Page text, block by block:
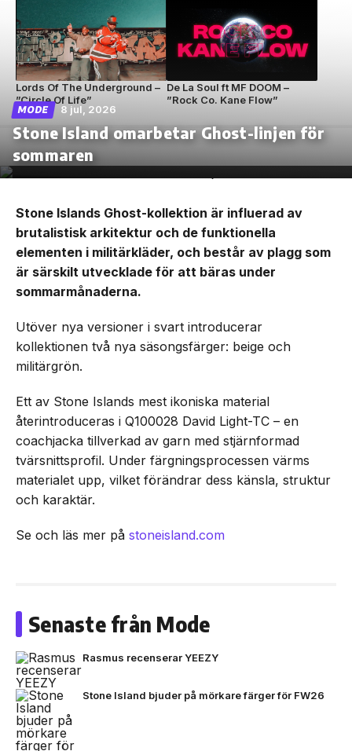
Lords Of The Underground –
”Circle Of Life”
De La Soul ft MF DOOM –
”Rock Co. Kane Flow”
MODE 8 jul, 2026
Stone Island omarbetar Ghost-linjen för
sommaren
Stone Islands Ghost-kollektion är influerad av
brutalistisk arkitektur och de funktionella
elementen i militärkläder, och består av plagg som
är särskilt utvecklade för att bäras under
sommarmånaderna.
Utöver nya versioner i svart introducerar
kollektionen två nya säsongsfärger: beige och
militärgrön.
Ett av Stone Islands mest ikoniska material
återintroduceras i Q100028 David Light-TC – en
coachjacka tillverkad av garn med stjärnformad
tvärsnittsprofil. Under färgningsprocessen värms
materialet upp, vilket förändrar dess känsla, struktur
och karaktär.
Se och läs mer på stoneisland.com
Senaste från Mode
Rasmus recenserar YEEZY
Stone Island bjuder på mörkare färger för FW26